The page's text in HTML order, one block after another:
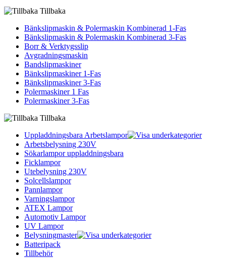
Tillbaka
Bänkslipmaskin & Polermaskin Kombinerad 1-Fas
Bänkslipmaskin & Polermaskin Kombinerad 3-Fas
Borr & Verktygsslip
Avgradningsmaskin
Bandslipmaskiner
Bänkslipmaskiner 1-Fas
Bänkslipmaskiner 3-Fas
Polermaskiner 1 Fas
Polermaskiner 3-Fas
Tillbaka
Uppladdningsbara Arbetslampor
Arbetsbelysning 230V
Sökarlampor uppladdningsbara
Ficklampor
Utebelysning 230V
Solcellslampor
Pannlampor
Varningslampor
ATEX Lampor
Automotiv Lampor
UV Lampor
Belysningmaster
Batteripack
Tillbehör